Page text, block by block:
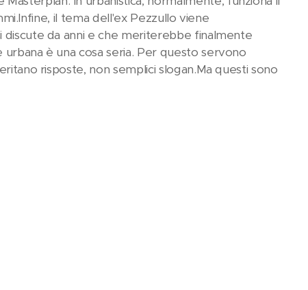
il tema dell'ex Pezzullo viene
da anni e che meriterebbe finalmente
è una cosa seria. Per questo servono
risposte, non semplici slogan.Ma questi sono